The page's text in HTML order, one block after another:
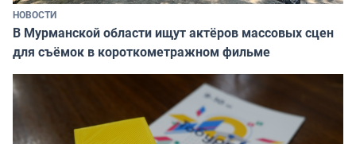
НОВОСТИ
В Мурманской области ищут актёров массовых сцен
для съёмок в короткометражном фильме